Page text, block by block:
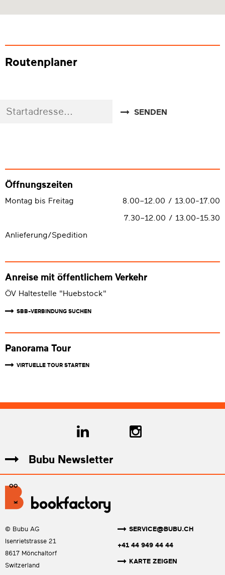
Routenplaner
SENDEN
Öffnungszeiten
Montag bis Freitag
Anlieferung/Spedition
8.00–12.00 / 13.00-17.00
7.30–12.00 / 13.00-15.30
Anreise mit öffentlichem Verkehr
ÖV Haltestelle "Huebstock"
SBB-VERBINDUNG SUCHEN
Panorama Tour
VIRTUELLE TOUR STARTEN
Bubu Newsletter
© Bubu AG
Isenrietstrasse 21
8617 Mönchaltorf
Switzerland
SERVICE@BUBU.CH
+41 44 949 44 44
KARTE ZEIGEN